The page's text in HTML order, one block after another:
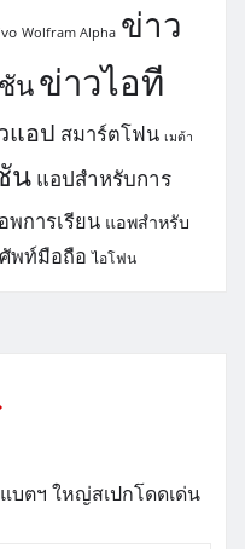
Wolfram Alpha ข่าว
นข่าวไอที
แอป สมาร์ตโฟน เมต้า
น แอปสำหรับการ
พการเรียน แอพสำหรับ
พท์มือถือ ไอโฟน
บตฯ ใหญ่สเปกโดดเด่น